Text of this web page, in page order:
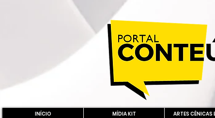
INÍCIO MÍDIA KIT ARTES CÊNICAS